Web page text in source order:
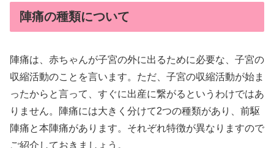
陣痛の種類について
陣痛は、赤ちゃんが子宮の外に出るために必要な、子宮の
収縮活動のことを言います。ただ、子宮の収縮活動が始ま
ったからと言って、すぐに出産に繋がるというわけではあ
りません。陣痛には大きく分けて2つの種類があり、前駆
陣痛と本陣痛があります。それぞれ特徴が異なりますので
ご紹介しておきましょう。